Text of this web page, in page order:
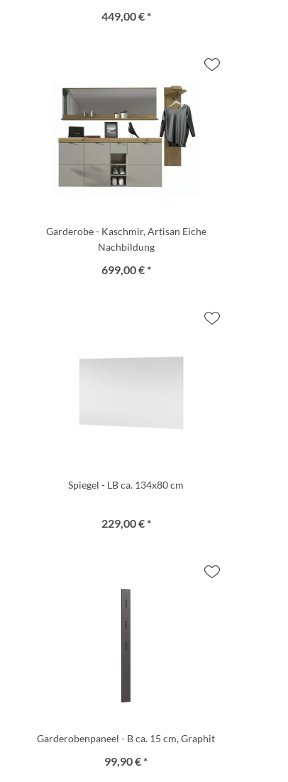
449,00 € *
Garderobe - Kaschmir, Artisan Eiche
Nachbildung
699,00 € *
Spiegel - LB ca. 134x80 cm
229,00 € *
Garderobenpaneel - B ca. 15 cm, Graphit
99,90 € *